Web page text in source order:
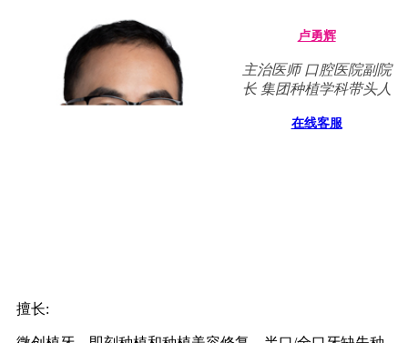
卢勇辉
主治医师 口腔医院副院
长 集团种植学科带头人
在线客服
擅长: